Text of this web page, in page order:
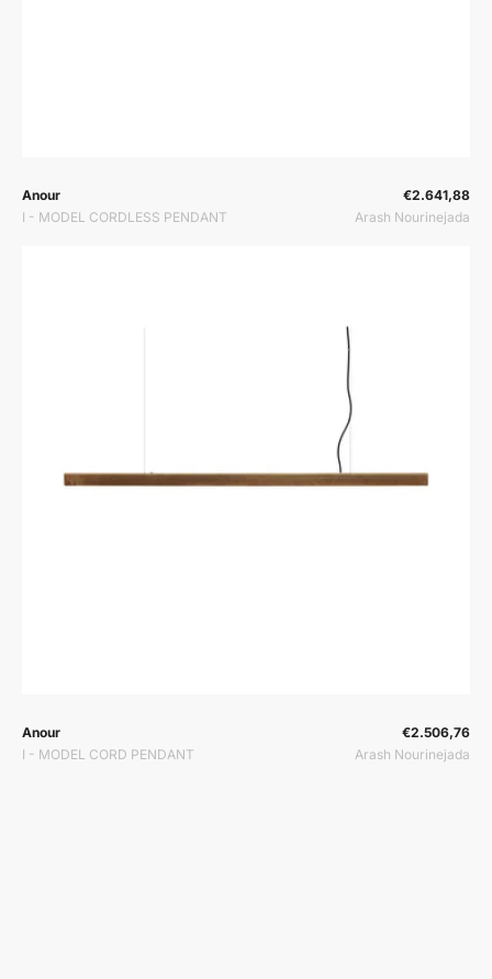
Prodavač:
Anour
I - MODEL CORDLESS PENDANT
Prodavač:€2.641,88
Arash Nourinejada
Prodavač:
Anour
I - MODEL CORD PENDANT
Prodavač:€2.506,76
Arash Nourinejada